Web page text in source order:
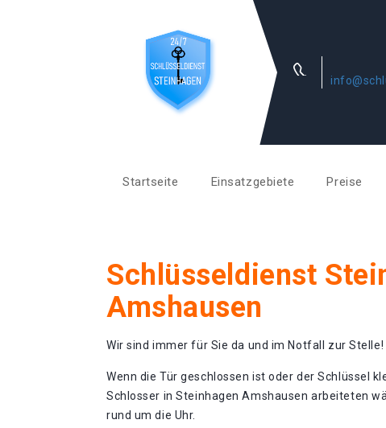
Startseite Einsatzgebiete Preise
Schlüsseldienst
Amshausen
Wir sind immer für Sie da und im Notfall zur Stelle!
Wenn die Tür geschlossen ist oder der Schlüssel
Schlosser in Steinhagen Amshausen arbeiteten
rund um die Uhr.